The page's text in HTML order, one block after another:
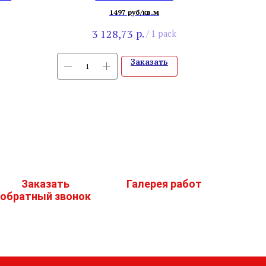
1497 руб/кв.м
3 128,73 р. / 1 pack
Заказать
Заказать
обратный звонок
Галерея работ